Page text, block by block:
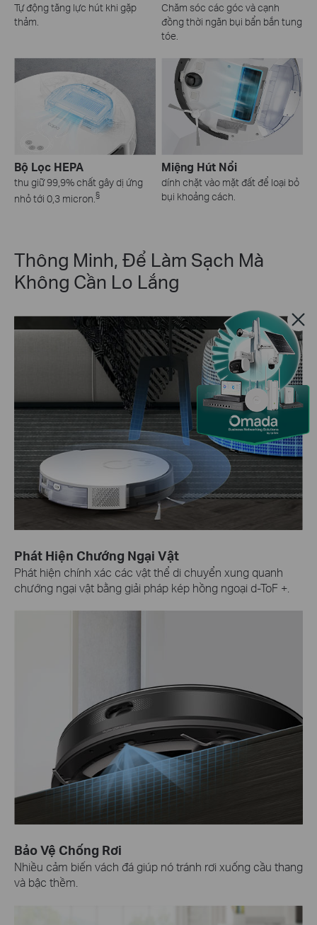
Tự động tăng lực hút khi gặp
thảm.
Chăm sóc các góc và cạnh
đồng thời ngăn bụi bẩn bắn tung
tóe.
Bộ Lọc HEPA
thu giữ 99,9% chất gây dị ứng
nhỏ tới 0,3 micron.§
Miệng Hút Nổi
dính chặt vào mặt đất để loại bỏ
bụi khoảng cách.
Thông Minh, Để Làm Sạch Mà
Không Cần Lo Lắng
Phát Hiện Chướng Ngại Vật
Phát hiện chính xác các vật thể di chuyển xung quanh
chướng ngại vật bằng giải pháp kép hồng ngoại d-ToF +.
Bảo Vệ Chống Rơi
Nhiều cảm biến vách đá giúp nó tránh rơi xuống cầu thang
và bậc thềm.